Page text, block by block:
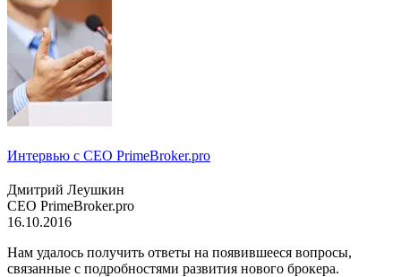
Интервью с СЕО PrimeBroker.pro
Дмитрий Леушкин
СЕО PrimeBroker.pro
16.10.2016
Нам удалось получить ответы на появившееся вопросы,
связанные с подробностями развития нового брокера.